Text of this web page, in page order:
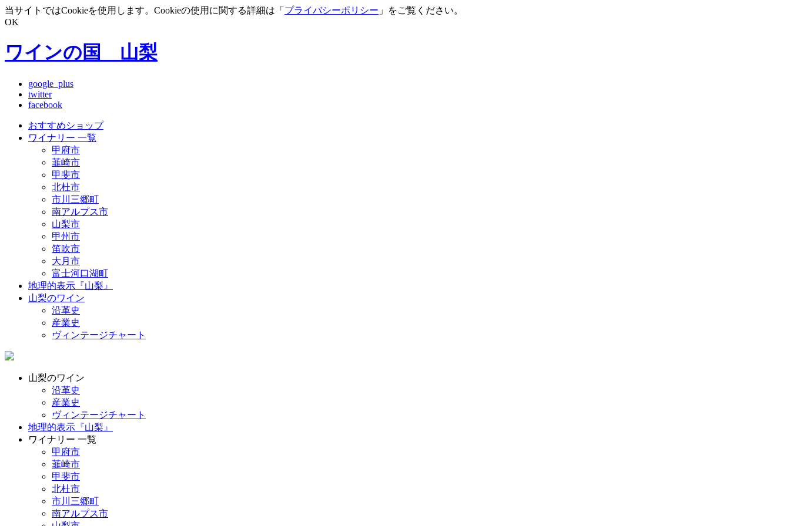
当サイトではCookieを使用します。Cookieの使用に関する詳細は「 プライバシーポリシー 」をご覧ください。
OK
ワインの国 山梨
google_plus
twitter
facebook
おすすめショップ
ワイナリー 一覧
甲府市
韮崎市
甲斐市
北杜市
市川三郷町
南アルプス市
山梨市
甲州市
笛吹市
大月市
富士河口湖町
地理的表示『山梨』
山梨のワイン
沿革史
産業史
ヴィンテージチャート
山梨のワイン
沿革史
産業史
ヴィンテージチャート
地理的表示『山梨』
ワイナリー 一覧
甲府市
韮崎市
甲斐市
北杜市
市川三郷町
南アルプス市